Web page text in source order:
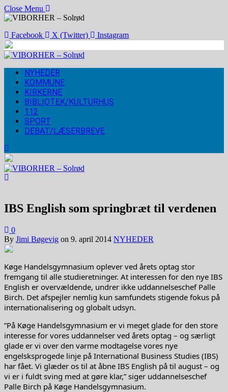
Close Menu
Facebook X (Twitter) Instagram
NYHEDER
KOMMUNE
KIRKERNE
BIBLIOTEK/KULTURHUS
112
SPORT
DEBAT/LÆSERBREVE
IBS English som springbræt til verdenen
0
By Jimi Bøgevig on 9. april 2014 NYHEDER
Køge Handelsgymnasium oplever ved årets optag stor
fremgang til alle studieretninger. At interessen for den nye IBS
English er overvældende, undrer ikke uddannelseschef Palle
Birch. Det afspejler nemlig kun samfundets stigende fokus på
internationalisering og globalt udsyn.
”På Køge Handelsgymnasium er vi meget glade for den store
interesse for vores uddannelser ved årets optag – og særligt
glade er vi over den varme modtagelse vores nye
engelsksprogede linje på International Business Studies (IBS)
har fået. Vi glæder os til at åbne IBS English på til august – og
vi er i fuldt sving med at gøre klar,” siger uddannelseschef
Palle Birch på Køge Handelsgymnasium.